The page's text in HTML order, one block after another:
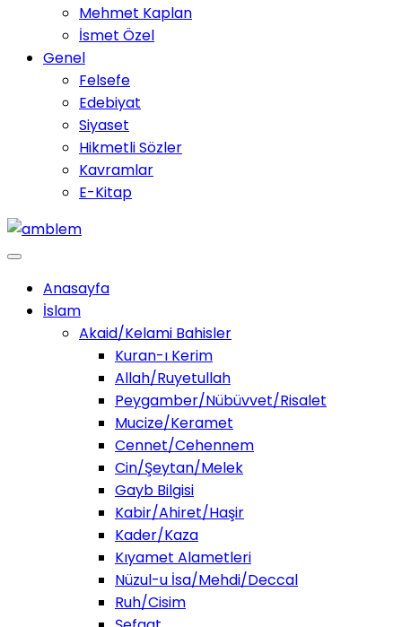
Mehmet Kaplan
İsmet Özel
Genel
Felsefe
Edebiyat
Siyaset
Hikmetli Sözler
Kavramlar
E-Kitap
Anasayfa
İslam
Akaid/Kelami Bahisler
Kuran-ı Kerim
Allah/Ruyetullah
Peygamber/Nübüvvet/Risalet
Mucize/Keramet
Cennet/Cehennem
Cin/Şeytan/Melek
Gayb Bilgisi
Kabir/Ahiret/Haşir
Kader/Kaza
Kıyamet Alametleri
Nüzul-u İsa/Mehdi/Deccal
Ruh/Cisim